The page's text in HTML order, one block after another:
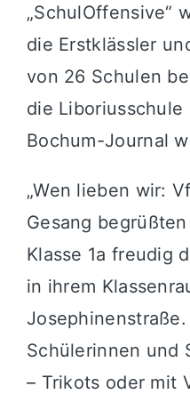
„SchulOffensive“
die Erstklässler
von 26 Schulen
die Liboriusschule
Bochum-Journal
„Wen lieben wir:
Gesang
Klasse 1a freudig
in ihrem
Schülerinnen und
– Trikots oder mit